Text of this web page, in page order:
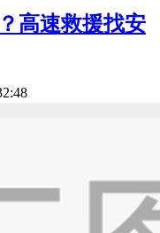
高速救援找安